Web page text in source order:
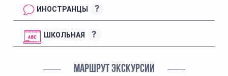
ИНОСТРАНЦЫ ?
ШКОЛЬНАЯ ?
МАРШРУТ ЭКСКУРСИИ